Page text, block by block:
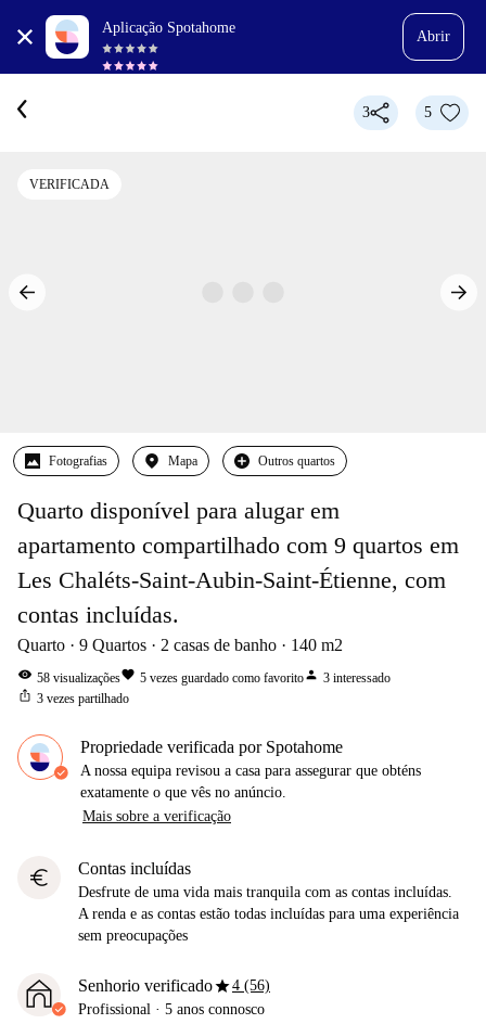
Aplicação Spotahome
Abrir
3 5
VERIFICADA
Fotografias Mapa Outros quartos
Quarto disponível para alugar em
apartamento compartilhado com 9 quartos em
Les Chaléts-Saint-Aubin-Saint-Étienne, com
contas incluídas.
Quarto 9 Quartos 2 casas de banho 140 m2
visibility 58 visualizaçõesfavorite 5 vezes guardado como favoritoperson 3 interessado
ios_share 3 vezes partilhado
Propriedade verificada por Spotahome
A nossa equipa revisou a casa para assegurar que obténs
exatamente o que vês no anúncio.
Mais sobre a verificação
euro Contas incluídas
Desfrute de uma vida mais tranquila com as contas incluídas.
A renda e as contas estão todas incluídas para uma experiência
sem preocupações
Senhorio verificadostar4 (56)
Profissional · 5 anos connosco